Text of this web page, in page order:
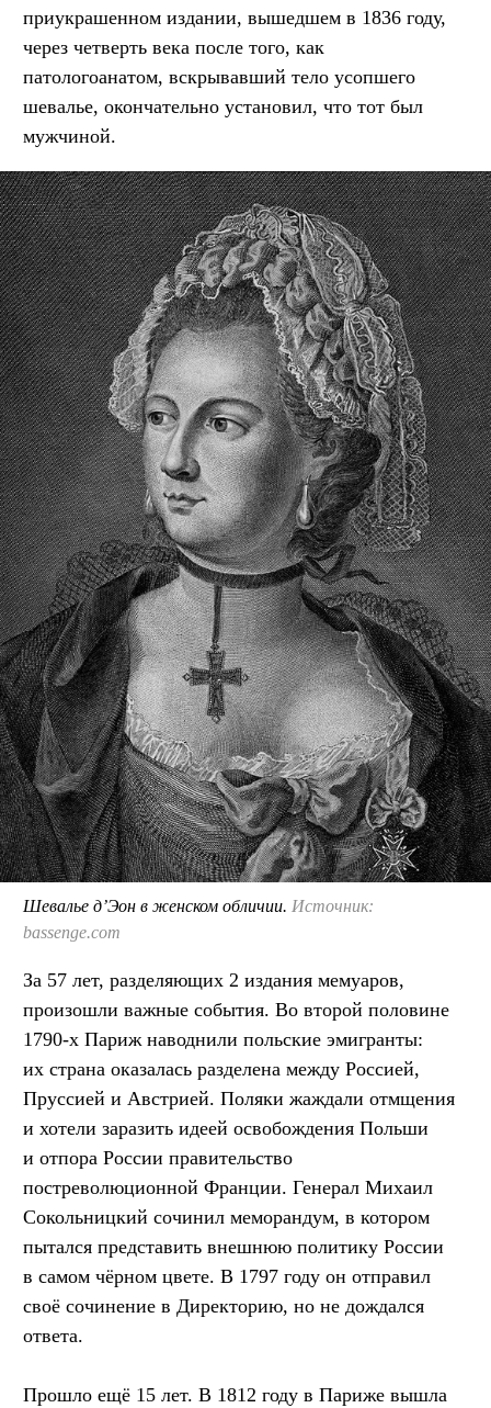
приукрашенном издании, вышедшем в 1836 году,
через четверть века после того, как
патологоанатом, вскрывавший тело усопшего
шевалье, окончательно установил, что тот был
мужчиной.
Шевалье д’Эон в женском обличии. Источник:
bassenge.com
За 57 лет, разделяющих 2 издания мемуаров,
произошли важные события. Во второй половине
1790-х Париж наводнили польские эмигранты:
их страна оказалась разделена между Россией,
Пруссией и Австрией. Поляки жаждали отмщения
и хотели заразить идеей освобождения Польши
и отпора России правительство
постреволюционной Франции. Генерал Михаил
Сокольницкий сочинил меморандум, в котором
пытался представить внешнюю политику России
в самом чёрном цвете. В 1797 году он отправил
своё сочинение в Директорию, но не дождался
ответа.
Прошло ещё 15 лет. В 1812 году в Париже вышла